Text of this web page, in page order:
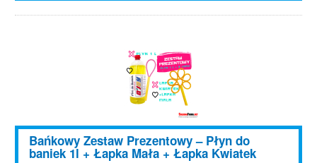
Bańkowy Zestaw Prezentowy – Płyn do
baniek 1l + Łapka Mała + Łapka Kwiatek